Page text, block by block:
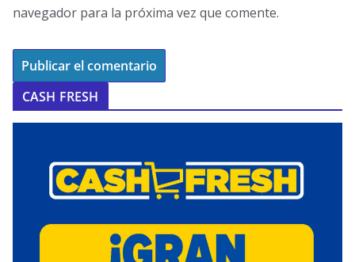
navegador para la próxima vez que comente.
CASH FRESH